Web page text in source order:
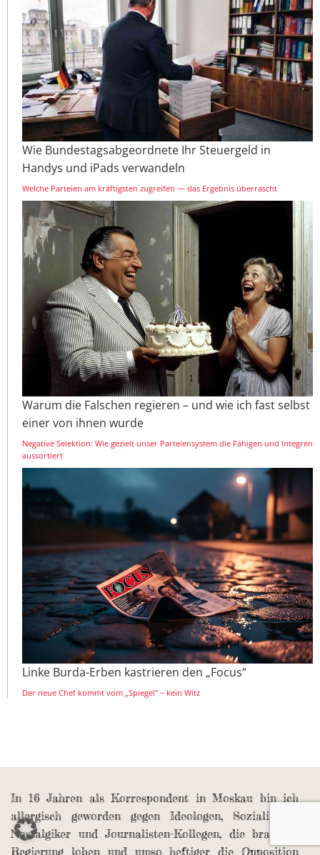
Wie Bundestagsabgeordnete Ihr Steuergeld in
Handys und iPads verwandeln
Welche Parteien am kräftigsten zugreifen — das Ergebnis überrascht
Warum die Falschen regieren – und wie ich fast selbst
einer von ihnen wurde
Negative Selektion: Wie gezielt unser Parteiensystem die Fähigen und Integren
aussortiert
Linke Burda-Erben kastrieren den „Focus“
Der neue Chef kommt vom „Spiegel" – kein Witz
In 16 Jahren als Korrespondent in Moskau bin ich
allergisch geworden gegen Ideologen, Sozialismus-
Nostalgiker und Journalisten-Kollegen, die brav die
Regierung loben und umso heftiger die Opposition